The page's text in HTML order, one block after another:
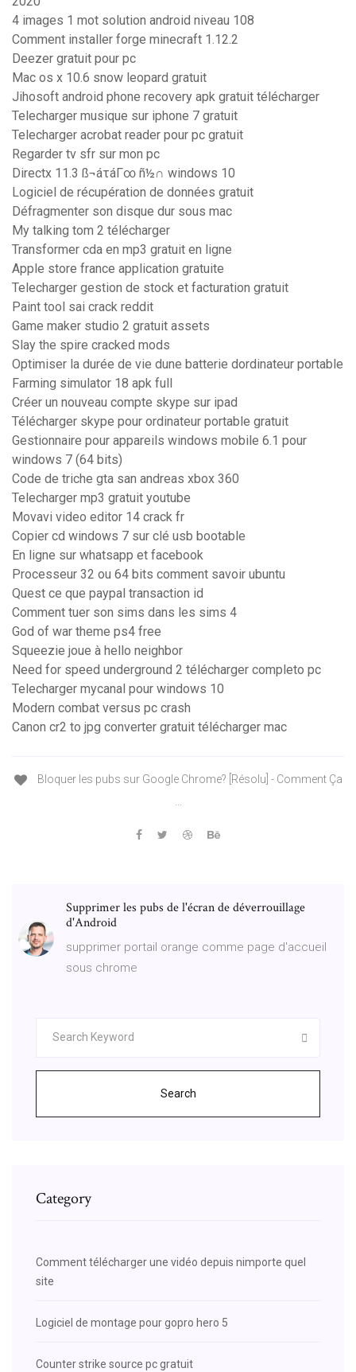
4 images 1 mot solution android niveau 108
Comment installer forge minecraft 1.12.2
Deezer gratuit pour pc
Mac os x 10.6 snow leopard gratuit
Jihosoft android phone recovery apk gratuit télécharger
Telecharger musique sur iphone 7 gratuit
Telecharger acrobat reader pour pc gratuit
Regarder tv sfr sur mon pc
Directx 11.3 ß¬áτáΓ∞ ñ½∩ windows 10
Logiciel de récupération de données gratuit
Défragmenter son disque dur sous mac
My talking tom 2 télécharger
Transformer cda en mp3 gratuit en ligne
Apple store france application gratuite
Telecharger gestion de stock et facturation gratuit
Paint tool sai crack reddit
Game maker studio 2 gratuit assets
Slay the spire cracked mods
Optimiser la durée de vie dune batterie dordinateur portable
Farming simulator 18 apk full
Créer un nouveau compte skype sur ipad
Télécharger skype pour ordinateur portable gratuit
Gestionnaire pour appareils windows mobile 6.1 pour
windows 7 (64 bits)
Code de triche gta san andreas xbox 360
Telecharger mp3 gratuit youtube
Movavi video editor 14 crack fr
Copier cd windows 7 sur clé usb bootable
En ligne sur whatsapp et facebook
Processeur 32 ou 64 bits comment savoir ubuntu
Quest ce que paypal transaction id
Comment tuer son sims dans les sims 4
God of war theme ps4 free
Squeezie joue à hello neighbor
Need for speed underground 2 télécharger completo pc
Telecharger mycanal pour windows 10
Modern combat versus pc crash
Canon cr2 to jpg converter gratuit télécharger mac
Bloquer les pubs sur Google Chrome? [Résolu] - Comment Ça
Supprimer les pubs de l'écran de déverrouillage
d'Android
supprimer portail orange comme page d'accueil
sous chrome
Search
Category
Comment télécharger une vidéo depuis nimporte quel
site
Logiciel de montage pour gopro hero 5
Counter strike source pc gratuit